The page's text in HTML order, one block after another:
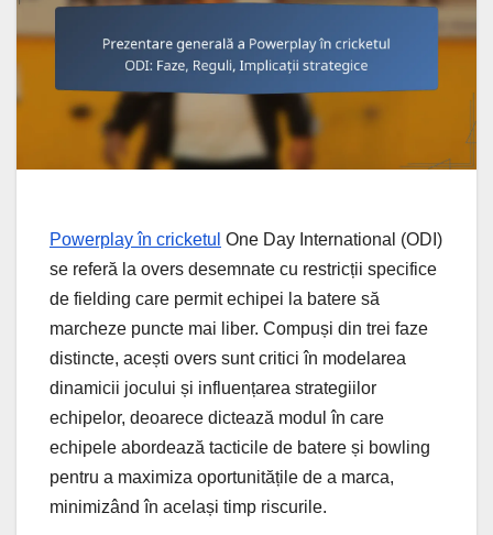
Powerplay în cricketul One Day International (ODI)
se referă la overs desemnate cu restricții specifice
de fielding care permit echipei la batere să
marcheze puncte mai liber. Compuși din trei faze
distincte, acești overs sunt critici în modelarea
dinamicii jocului și influențarea strategiilor
echipelor, deoarece dictează modul în care
echipele abordează tacticile de batere și bowling
pentru a maximiza oportunitățile de a marca,
minimizând în același timp riscurile.